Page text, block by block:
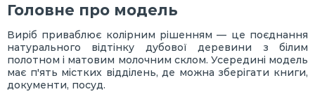
Головне про модель
Виріб приваблює колірним рішенням — це поєднання
натурального відтінку дубової деревини з білим
полотном і матовим молочним склом. Усередині модель
має п'ять містких відділень, де можна зберігати книги,
документи, посуд.